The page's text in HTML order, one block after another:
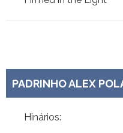
PADRINHO ALEX
Hinários: